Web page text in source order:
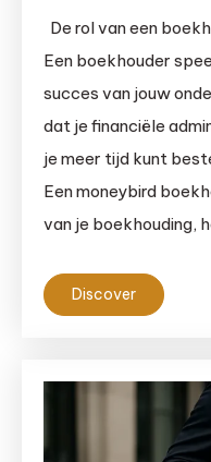
De rol van een
Een boekhouder
succes van jouw
dat je financiële
je meer tijd kunt
Een moneybird
van je boekhouding,
Discover